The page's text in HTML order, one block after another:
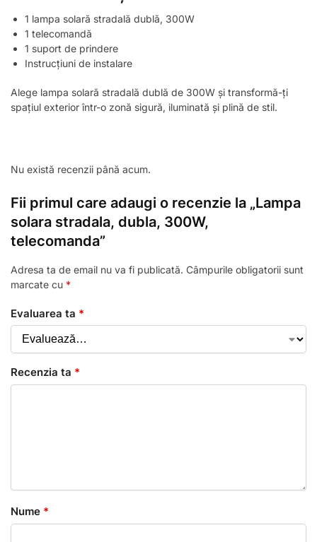
1 lampa solară stradală dublă, 300W
1 telecomandă
1 suport de prindere
Instrucțiuni de instalare
Alege lampa solară stradală dublă de 300W și transformă-ți
spațiul exterior într-o zonă sigură, iluminată și plină de stil.
Nu există recenzii până acum.
Fii primul care adaugi o recenzie la „Lampa
solara stradala, dubla, 300W,
telecomanda”
Adresa ta de email nu va fi publicată. Câmpurile obligatorii sunt
marcate cu *
Evaluarea ta *
Recenzia ta *
Nume *